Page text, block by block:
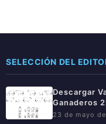
SELECCIÓN DEL
Descargar
Ganaderos
23 de mayo